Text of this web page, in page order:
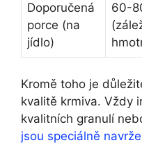
Doporučená
porce (na
jídlo)
60-
Kromě toho je
kvalitě krmiva. Vždy
kvalitních granulí
jsou speciálně